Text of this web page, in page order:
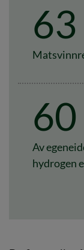
63
60
Av
hydrogen